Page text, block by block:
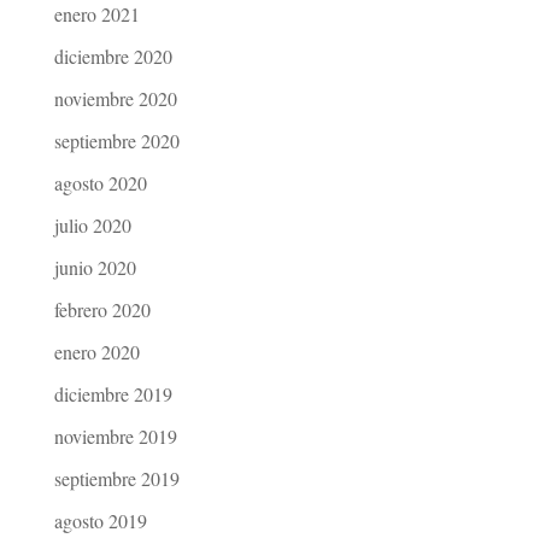
enero 2021
diciembre 2020
noviembre 2020
septiembre 2020
agosto 2020
julio 2020
junio 2020
febrero 2020
enero 2020
diciembre 2019
noviembre 2019
septiembre 2019
agosto 2019